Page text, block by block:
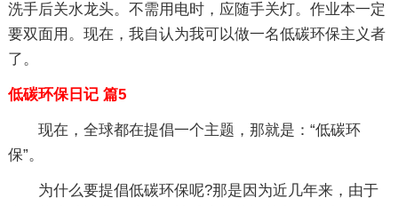
洗手后关水龙头。不需用电时，应随手关灯。作业本一定
要双面用。现在，我自认为我可以做一名低碳环保主义者
了。
低碳环保日记 篇5
现在，全球都在提倡一个主题，那就是：“低碳环
保”。
为什么要提倡低碳环保呢?那是因为近几年来，由于